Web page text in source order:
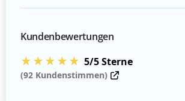
Kundenbewertungen
★★★★★ 5/5 Sterne
(92 Kundenstimmen)